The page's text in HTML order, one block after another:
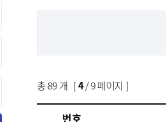
총89개 [4/ 9 페이지 ]
번호